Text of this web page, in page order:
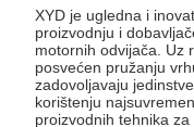
XYD je ugledna i
proizvodnju i
motornih odvijača. Uz
posvećen pružanju
zadovoljavaju
korištenju
proizvodnih tehnika